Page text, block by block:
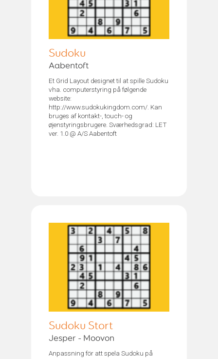
Sudoku
Aabentoft
Et Grid Layout designet til at spille Sudoku
vha. computerstyring på følgende
website:
http://www.sudokukingdom.com/. Kan
bruges af kontakt-, touch- og
øjenstyringsbrugere. Sværhedsgrad: LET
ver. 1.0 @ A/S Aabentoft
Sudoku Stort
Jesper - Moovon
Anpassning för att spela Sudoku på